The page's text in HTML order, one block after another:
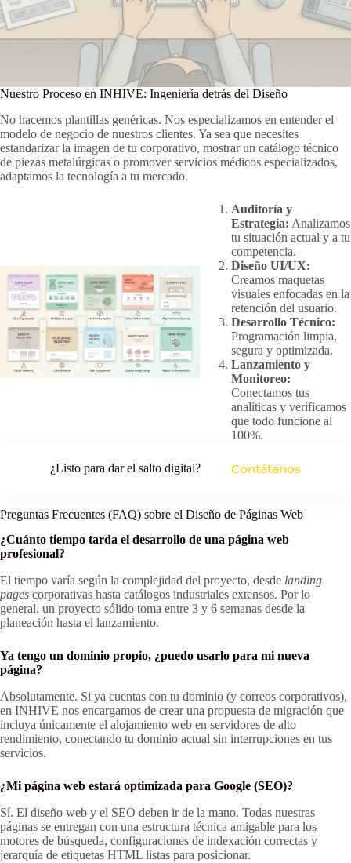
Nuestro Proceso en INHIVE: Ingeniería detrás del Diseño
No hacemos plantillas genéricas. Nos especializamos en entender el
modelo de negocio de nuestros clientes. Ya sea que necesites
estandarizar la imagen de tu corporativo, mostrar un catálogo técnico
de piezas metalúrgicas o promover servicios médicos especializados,
adaptamos la tecnología a tu mercado.
Auditoría y
Estrategia: Analizamos
tu situación actual y a tu
competencia.
Diseño UI/UX:
Creamos maquetas
visuales enfocadas en la
retención del usuario.
Desarrollo Técnico:
Programación limpia,
segura y optimizada.
Lanzamiento y
Monitoreo:
Conectamos tus
analíticas y verificamos
que todo funcione al
100%.
¿Listo para dar el salto digital? Contátanos
Preguntas Frecuentes (FAQ) sobre el Diseño de Páginas Web
¿Cuánto tiempo tarda el desarrollo de una página web
profesional?
El tiempo varía según la complejidad del proyecto, desde landing
pages corporativas hasta catálogos industriales extensos. Por lo
general, un proyecto sólido toma entre 3 y 6 semanas desde la
planeación hasta el lanzamiento.
Ya tengo un dominio propio, ¿puedo usarlo para mi nueva
página?
Absolutamente. Si ya cuentas con tu dominio (y correos corporativos),
en INHIVE nos encargamos de crear una propuesta de migración que
incluya únicamente el alojamiento web en servidores de alto
rendimiento, conectando tu dominio actual sin interrupciones en tus
servicios.
¿Mi página web estará optimizada para Google (SEO)?
Sí. El diseño web y el SEO deben ir de la mano. Todas nuestras
páginas se entregan con una estructura técnica amigable para los
motores de búsqueda, configuraciones de indexación correctas y
jerarquía de etiquetas HTML listas para posicionar.